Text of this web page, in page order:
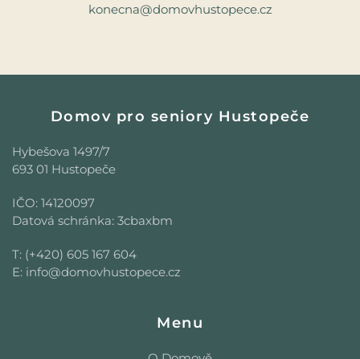
konecna@domovhustopece.cz
Domov pro seniory Hustopeče
Hybešova 1497/7
693 01 Hustopeče
IČO: 14120097
Datová schránka: 3cbaxbm
T: (+420) 605 167 604
E: info@domovhustopece.cz
Menu